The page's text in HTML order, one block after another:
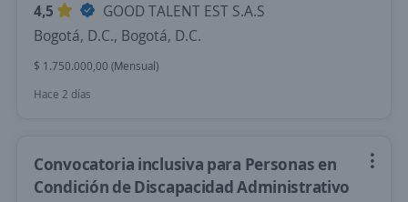
4,5
GOOD TALENT EST S.A.S
Bogotá, D.C., Bogotá, D.C.
$ 1.750.000,00 (Mensual)
Hace 2 días
Convocatoria inclusiva para Personas en
Condición de Discapacidad Administrativo